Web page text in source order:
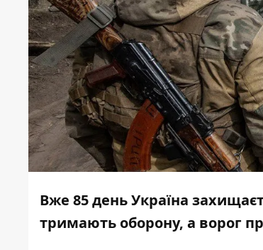
Вже 85 день Україна
тримають оборону, а ворог